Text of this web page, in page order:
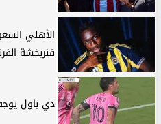
الأهلي
فنربخشة
دي باول